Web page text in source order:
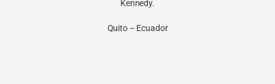
Kennedy.
Quito – Ecuador